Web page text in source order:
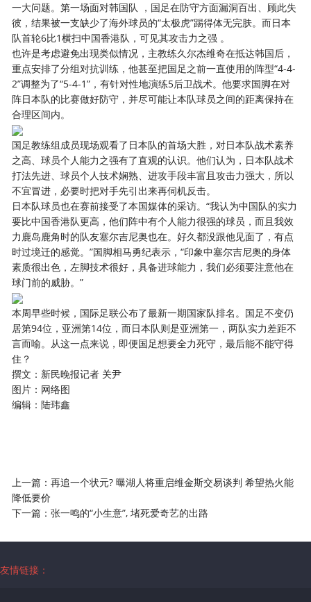
一大问题。第一场面对韩国队 ，国足在防守方面漏洞百出、顾此失
彼，结果被一支缺少了海外球员的“太极虎”踢得体无完肤。而日本
队首轮6比1横扫中国香港队，可见其攻击力之强 。
也许是考虑避免出现类似情况，主教练久尔杰维奇在抵达韩国后，
重点安排了分组对抗训练，他甚至把国足之前一直使用的阵型“4-4-
2”调整为了“5-4-1”，有针对性地演练5后卫战术。他要求国脚在对
阵日本队的比赛做好防守，并尽可能让本队球员之间的距离保持在
合理区间内。
国足教练组成员现场观看了日本队的首场大胜，对日本队战术素养
之高、球员个人能力之强有了直观的认识。他们认为，日本队战术
打法先进、球员个人技术娴熟、进攻手段丰富且攻击力强大，所以
不宜冒进，必要时把对手先引出来再伺机反击。
日本队球员也在赛前接受了本国媒体的采访。“我认为中国队的实力
要比中国香港队更高，他们阵中有个人能力很强的球员，而且我效
力鹿岛鹿角时的队友塞尔吉尼奥也在。好久都没跟他见面了，有点
时过境迁的感觉。”国脚相马勇纪表示，“印象中塞尔吉尼奥的身体
素质很出色，左脚技术很好，具备进球能力，我们必须要注意他在
球门前的威胁。”
本周早些时候，国际足联公布了最新一期国家队排名。国足不变仍
居第94位，亚洲第14位，而日本队则是亚洲第一，两队实力差距不
言而喻。从这一点来说，即便国足想要全力死守，最后能不能守得
住？
撰文：新民晚报记者 关尹
图片：网络图
编辑：陆玮鑫
上一篇：再追一个状元? 曝湖人将重启维金斯交易谈判 希望热火能
降低要价
下一篇：张一鸣的“小生意”, 堵死爱奇艺的出路
友情链接：